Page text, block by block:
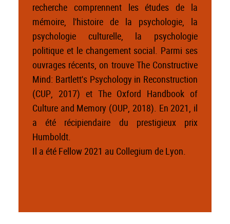
recherche comprennent les études de la
mémoire, l'histoire de la psychologie, la
psychologie culturelle, la psychologie
politique et le changement social. Parmi ses
ouvrages récents, on trouve The Constructive
Mind: Bartlett's Psychology in Reconstruction
(CUP, 2017) et The Oxford Handbook of
Culture and Memory (OUP, 2018). En 2021, il
a été récipiendaire du prestigieux prix
Humboldt.
Il a été Fellow 2021 au Collegium de Lyon.